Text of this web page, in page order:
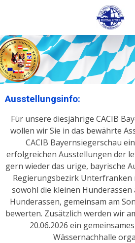
springen
Ausstellungsinfo:
Für unsere diesjährige CACIB
wollen wir Sie in das bewährte
CACIB Bayernsiegerschau
erfolgreichen Ausstellungen der
gern wieder das urige, bayrische
Regierungsbezirk
sowohl die kleinen
Hunderassen, gemeinsam am
bewerten. Zusätzlich werden wir
20.06.2026 ein
Wässernachhalle